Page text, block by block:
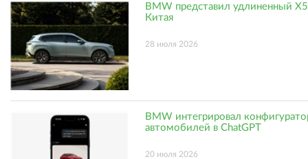
BMW представил удлиненный
Китая
28 июля 2026
BMW интегрировал
автомобилей в ChatGPT
20 июля 2026